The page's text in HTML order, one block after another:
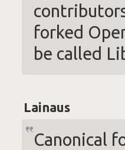
forked
be called
Lainaus
Canonical